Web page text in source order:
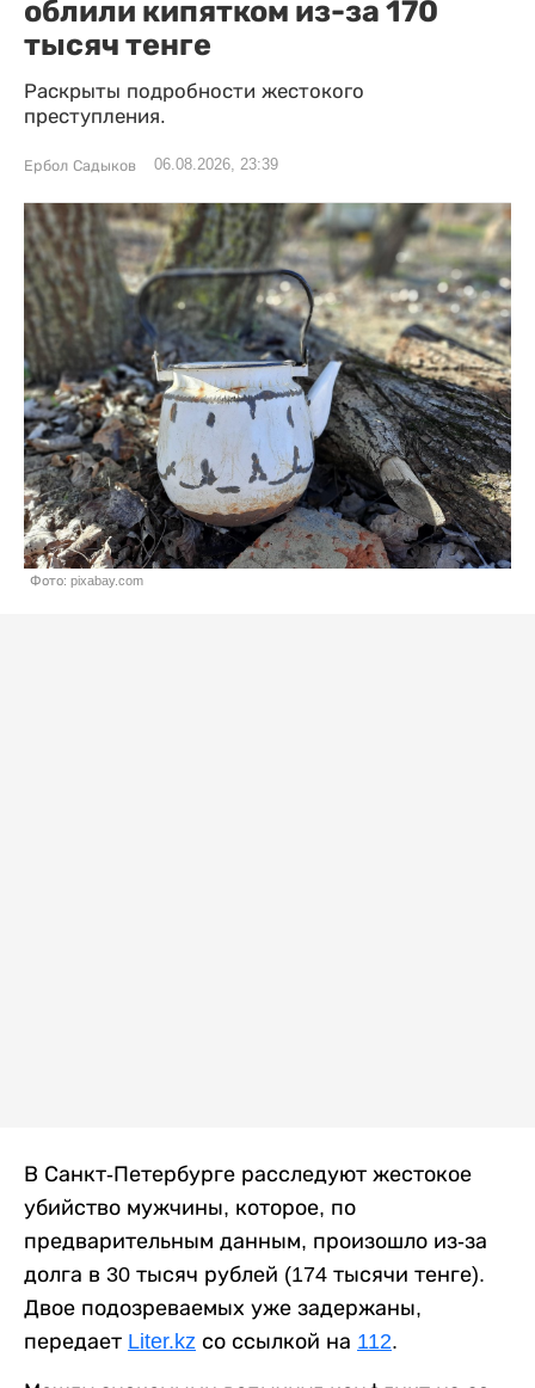
облили кипятком из-за 170
тысяч тенге
Раскрыты подробности жестокого
преступления.
Ербол Садыков 06.08.2026, 23:39
Фото: pixabay.com
В Санкт-Петербурге расследуют жестокое
убийство мужчины, которое, по
предварительным данным, произошло из-за
долга в 30 тысяч рублей (174 тысячи тенге).
Двое подозреваемых уже задержаны,
передает Liter.kz со ссылкой на 112.